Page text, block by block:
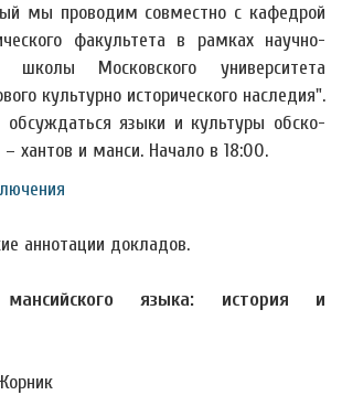
мы проводим совместно с кафедрой
факультета в рамках научно-
школы Московского университета
культурно исторического наследия".
языки и культуры обско-
– хантов и манси. Начало в 18:00.
аннотации докладов.
мансийского языка: история и